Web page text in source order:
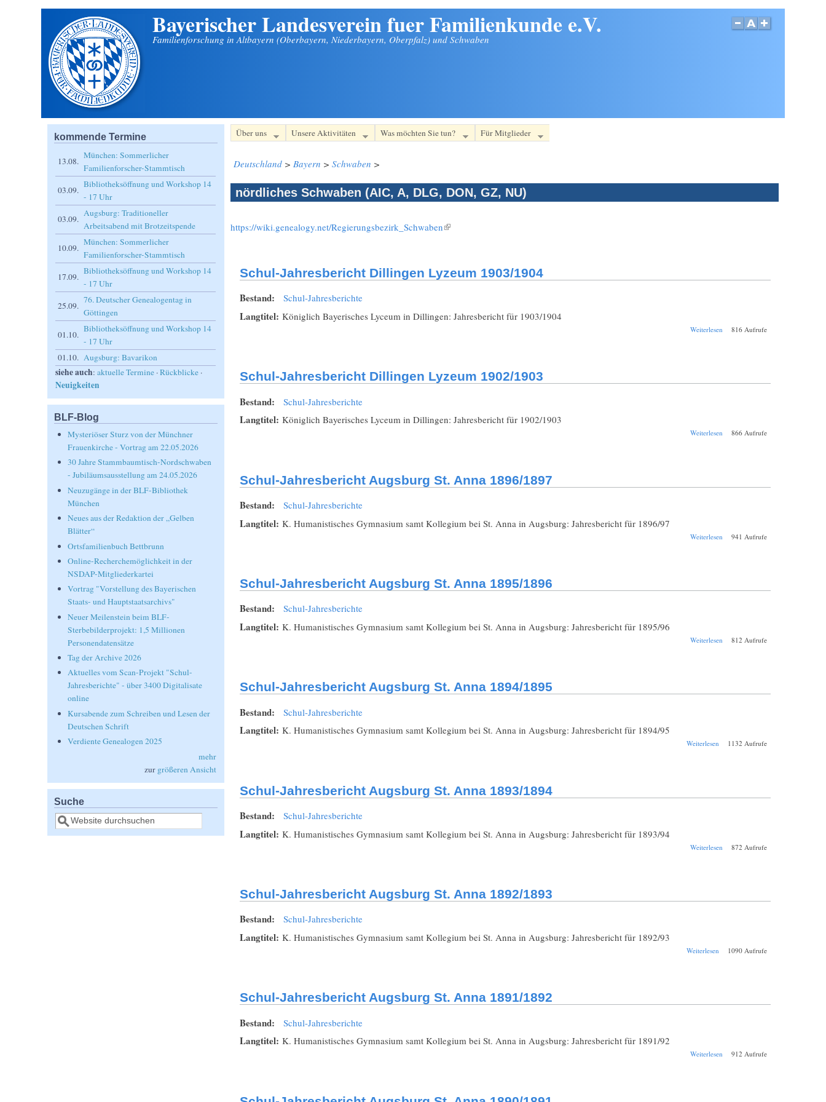
Bayerischer Landesverein fuer Familienkunde e.V.
Familienforschung in Altbayern (Oberbayern, Niederbayern, Oberpfalz) und Schwaben
Über uns Unsere Aktivitäten Was möchten Sie tun? Für Mitglieder
Deutschland> Bayern > Schwaben >
nördliches Schwaben (AIC, A, DLG, DON, GZ, NU)
https://wiki.genealogy.net/Regierungsbezirk_Schwaben(Link ist extern)
Schul-Jahresbericht Dillingen Lyzeum 1903/1904
Bestand: Schul-Jahresberichte
Langtitel: Königlich Bayerisches Lyceum in Dillingen: Jahresbericht für 1903/1904
Weiterlesen über Schul-
816 Aufrufe
Schul-Jahresbericht Dillingen Lyzeum 1902/1903
Bestand: Schul-Jahresberichte
Langtitel: Königlich Bayerisches Lyceum in Dillingen: Jahresbericht für 1902/1903
Weiterlesen über Schul-
866 Aufrufe
Schul-Jahresbericht Augsburg St. Anna 1896/1897
Bestand: Schul-Jahresberichte
Langtitel: K. Humanistisches Gymnasium samt Kollegium bei St. Anna in Augsburg: Jahresbericht für 1896/97
Weiterlesen über Schul-
941 Aufrufe
Schul-Jahresbericht Augsburg St. Anna 1895/1896
Bestand: Schul-Jahresberichte
Langtitel: K. Humanistisches Gymnasium samt Kollegium bei St. Anna in Augsburg: Jahresbericht für 1895/96
Weiterlesen über Schul-
812 Aufrufe
Schul-Jahresbericht Augsburg St. Anna 1894/1895
Bestand: Schul-Jahresberichte
Langtitel: K. Humanistisches Gymnasium samt Kollegium bei St. Anna in Augsburg: Jahresbericht für 1894/95
Weiterlesen über Schul-
1132 Aufrufe
Schul-Jahresbericht Augsburg St. Anna 1893/1894
Bestand: Schul-Jahresberichte
Langtitel: K. Humanistisches Gymnasium samt Kollegium bei St. Anna in Augsburg: Jahresbericht für 1893/94
Weiterlesen über Schul-
872 Aufrufe
Schul-Jahresbericht Augsburg St. Anna 1892/1893
Bestand: Schul-Jahresberichte
Langtitel: K. Humanistisches Gymnasium samt Kollegium bei St. Anna in Augsburg: Jahresbericht für 1892/93
Weiterlesen über Schul-
1090 Aufrufe
Schul-Jahresbericht Augsburg St. Anna 1891/1892
Bestand: Schul-Jahresberichte
Langtitel: K. Humanistisches Gymnasium samt Kollegium bei St. Anna in Augsburg: Jahresbericht für 1891/92
Weiterlesen über Schul-
912 Aufrufe
kommende Termine
13.08.
München: Sommerlicher
Familienforscher-Stammtisch
03.09.
Bibliotheksöffnung und Workshop 14
- 17 Uhr
03.09.
Augsburg: Traditioneller
Arbeitsabend mit Brotzeitspende
10.09.
München: Sommerlicher
Familienforscher-Stammtisch
17.09.
Bibliotheksöffnung und Workshop 14
- 17 Uhr
25.09.
76. Deutscher Genealogentag in
Göttingen
01.10.
Bibliotheksöffnung und Workshop 14
- 17 Uhr
01.10. Augsburg: Bavarikon
siehe auch:aktuelle Termine ·Rückblicke ·
Neuigkeiten
BLF-Blog
Mysteriöser Sturz von der Münchner
Frauenkirche - Vortrag am 22.05.2026
30 Jahre Stammbaumtisch-Nordschwaben
- Jubiläumsausstellung am 24.05.2026
Neuzugänge in der BLF-Bibliothek
München
Neues aus der Redaktion der „Gelben
Blätter“
Ortsfamilienbuch Bettbrunn
Online-Recherchemöglichkeit in der
NSDAP-Mitgliederkartei
Vortrag "Vorstellung des Bayerischen
Staats- und Hauptstaatsarchivs"
Neuer Meilenstein beim BLF-
Sterbebilderprojekt: 1,5 Millionen
Personendatensätze
Tag der Archive 2026
Aktuelles vom Scan-Projekt "Schul-
Jahresberichte" - über 3400 Digitalisate
online
Kursabende zum Schreiben und Lesen der
Deutschen Schrift
Verdiente Genealogen 2025
mehr
zur größeren Ansicht
Suche
Suche